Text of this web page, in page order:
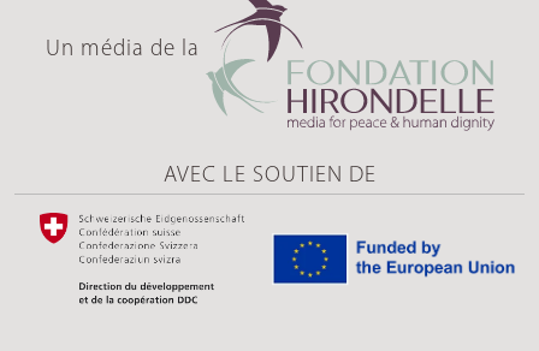
Un média de la
AVEC LE SOUTIEN DE